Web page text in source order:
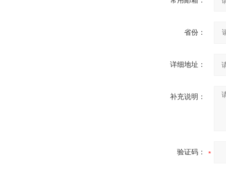
省份：
详细地址：
补充说明：
验证码：